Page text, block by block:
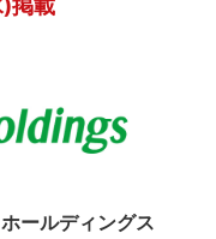
掲載
ールディングス